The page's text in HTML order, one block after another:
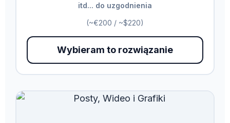
itd... do uzgodnienia
(~€200 / ~$220)
Wybieram to rozwiązanie